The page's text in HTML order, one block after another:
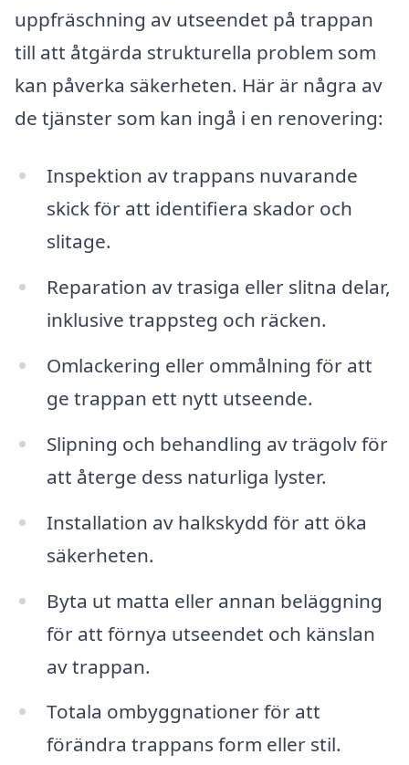
uppfräschning av utseendet på trappan
till att åtgärda strukturella problem som
kan påverka säkerheten. Här är några av
de tjänster som kan ingå i en renovering:
Inspektion av trappans nuvarande
skick för att identifiera skador och
slitage.
Reparation av trasiga eller slitna delar,
inklusive trappsteg och räcken.
Omlackering eller ommålning för att
ge trappan ett nytt utseende.
Slipning och behandling av trägolv för
att återge dess naturliga lyster.
Installation av halkskydd för att öka
säkerheten.
Byta ut matta eller annan beläggning
för att förnya utseendet och känslan
av trappan.
Totala ombyggnationer för att
förändra trappans form eller stil.